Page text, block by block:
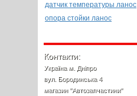
датчик температуры ланос
опора стойки ланос
Контакти:
Україна м. Дніпро
вул. Бородинська 4
магазин "Автозапчастини"